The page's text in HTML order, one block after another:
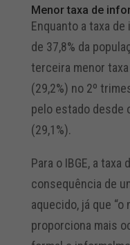
Menor taxa de
Enquanto a taxa
de 37,8% da
terceira menor
(29,2%) no 2º
pelo estado desde
(29,1%).
Para o IBGE, a
consequência de
aquecido, já que
proporciona mais